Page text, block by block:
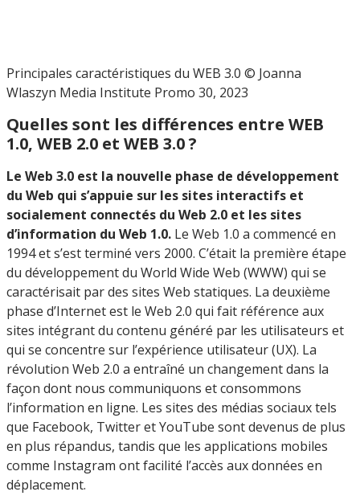
Principales caractéristiques du WEB 3.0 © Joanna
Wlaszyn Media Institute Promo 30, 2023
Quelles sont les différences entre WEB
1.0, WEB 2.0 et WEB 3.0 ?
Le Web 3.0 est la nouvelle phase de développement
du Web qui s’appuie sur les sites interactifs et
socialement connectés du Web 2.0 et les sites
d’information du Web 1.0. Le Web 1.0 a commencé en
1994 et s’est terminé vers 2000. C’était la première étape
du développement du World Wide Web (WWW) qui se
caractérisait par des sites Web statiques. La deuxième
phase d’Internet est le Web 2.0 qui fait référence aux
sites intégrant du contenu généré par les utilisateurs et
qui se concentre sur l’expérience utilisateur (UX). La
révolution Web 2.0 a entraîné un changement dans la
façon dont nous communiquons et consommons
l’information en ligne. Les sites des médias sociaux tels
que Facebook, Twitter et YouTube sont devenus de plus
en plus répandus, tandis que les applications mobiles
comme Instagram ont facilité l’accès aux données en
déplacement.